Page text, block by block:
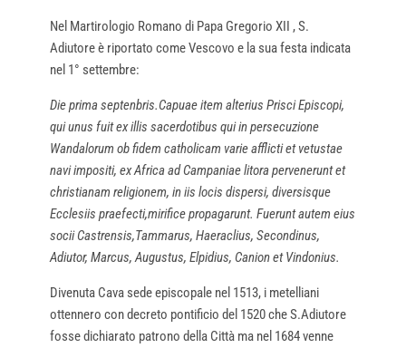
Nel Martirologio Romano di Papa Gregorio XII , S.
Adiutore è riportato come Vescovo e la sua festa indicata
nel 1° settembre:
Die prima septenbris.Capuae item alterius Prisci Episcopi,
qui unus fuit ex illis sacerdotibus qui in persecuzione
Wandalorum ob fidem catholicam varie afflicti et vetustae
navi impositi, ex Africa ad Campaniae litora pervenerunt et
christianam religionem, in iis locis dispersi, diversisque
Ecclesiis praefecti,mirifice propagarunt. Fuerunt autem eius
socii Castrensis,Tammarus, Haeraclius, Secondinus,
Adiutor, Marcus, Augustus, Elpidius, Canion et Vindonius.
Divenuta Cava sede episcopale nel 1513, i metelliani
ottennero con decreto pontificio del 1520 che S.Adiutore
fosse dichiarato patrono della Città ma nel 1684 venne